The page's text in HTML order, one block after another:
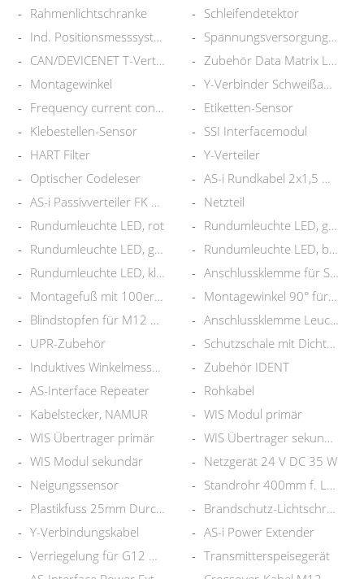
Rahmenlichtschranke
Schleifendetektor
Ind. Positionsmesssystem
Spannungsversorgungsmodul
CAN/DEVICENET T-Verteiler
Zubehör Data Matrix Leser
Montagewinkel
Y-Verbinder Schweißabgriff
Frequency current converter
Etiketten-Sensor
Klebestellen-Sensor
SSI Interfacemodul
HART Filter
Y-Verteiler
Optischer Codeleser
AS-i Rundkabel 2x1,5 mm2, gelb
AS-i Passivverteiler FK auf M8
Netzteil
Rundumleuchte LED, rot
Rundumleuchte LED, gelb
Rundumleuchte LED, grün
Rundumleuchte LED, blau
Rundumleuchte LED, klar
Anschlussklemme für S.-Leuchte
Montagefuß mit 100er Rohr
Montagewinkel 90° für Leuchte
Blindstopfen für M12 Stecker
Anschlussklemme Leuchte 90°
UPR-Zubehör
Schutzschale mit Dichtung
Induktives Winkelmesssystem
Zubehör IDENT
AS-Interface Repeater
Rohkabel
Kabelstecker, NAMUR
WIS Modul primär
WIS Übertrager primär
WIS Übertrager sekundär
WIS Modul sekundär
Netzgerät 24 V DC 35 W
Neigungssensor
Standrohr 400mm f. LED Leuchte
Plastikfuss 25mm Durchmesser
Brandschutz-Lichtschranke
Y-Verbindungskabel
AS-i Power Extender
Verriegelung für G12 Modul
Transmitterspeisegerät